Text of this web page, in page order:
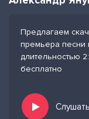
Предлагаем
премьера песни
длительностью
бесплатно